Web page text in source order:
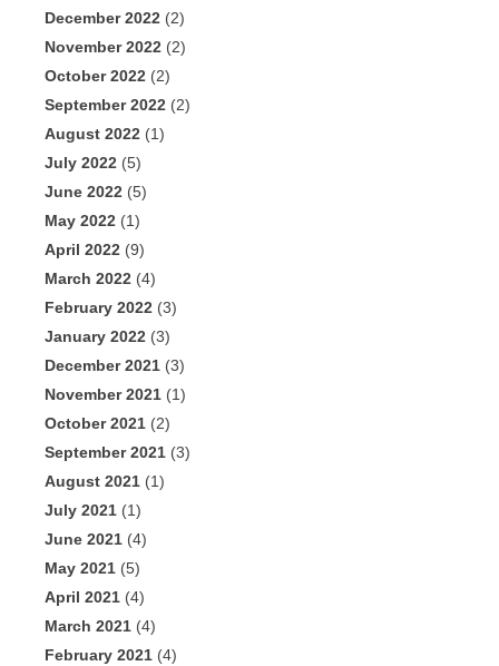
December 2022 (2)
November 2022 (2)
October 2022 (2)
September 2022 (2)
August 2022 (1)
July 2022 (5)
June 2022 (5)
May 2022 (1)
April 2022 (9)
March 2022 (4)
February 2022 (3)
January 2022 (3)
December 2021 (3)
November 2021 (1)
October 2021 (2)
September 2021 (3)
August 2021 (1)
July 2021 (1)
June 2021 (4)
May 2021 (5)
April 2021 (4)
March 2021 (4)
February 2021 (4)